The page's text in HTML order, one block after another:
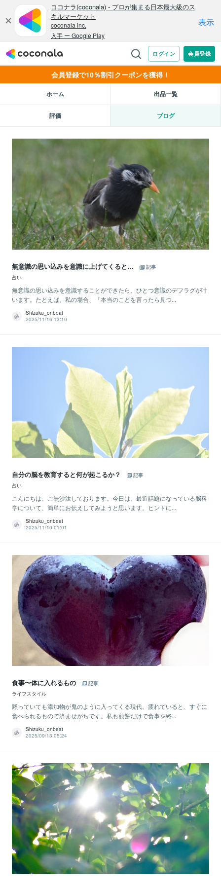
会員登録で10％割引クーポンを獲得！
ホーム 出品一覧
評価 ブログ
無意識の思い込みを意識に上げてくると…
記事
占い
無意識の思い込みを意識することができたら、ひとつ意識のデフラグが叶
います。たとえば、私の場合、「本当のことを言ったら見つ...
Shizuku_onbeat
2025/11/16 13:10
自分の脳を教育すると何が起こるか？
記事
占い
こんにちは。ご無沙汰しております。今日は、最近話題になっている脳科
学について、簡単にお伝えしてみようと思います。ヒントに...
Shizuku_onbeat
2025/11/10 01:01
食事〜体に入れるもの
記事
ライフスタイル
黙っていても添加物が鬼のように入ってくる現代。疲れていると、すぐに
食べられるもので済ませがちです。私も煎餅だけで食事を終...
Shizuku_onbeat
2025/09/13 05:24